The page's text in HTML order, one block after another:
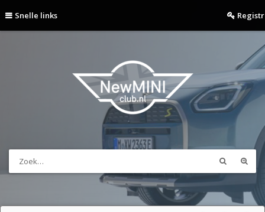
Snelle links